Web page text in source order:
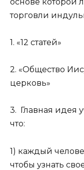
торговли
1. «12
2. «Общество
церковь»
3. Главная идея
что:
1) каждый
чтобы узнать